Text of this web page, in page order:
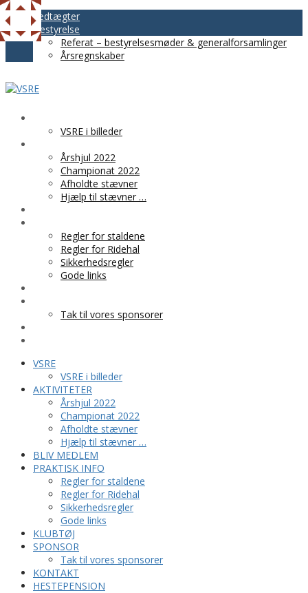
Vedtægter
Bestyrelse
Referat – bestyrelsesmøder & generalforsamlinger
Årsregnskaber
VSRE i billeder
Årshjul 2022
Championat 2022
Afholdte stævner
Hjælp til stævner …
Regler for staldene
Regler for Ridehal
Sikkerhedsregler
Gode links
Tak til vores sponsorer
VSRE
VSRE i billeder
AKTIVITETER
Årshjul 2022
Championat 2022
Afholdte stævner
Hjælp til stævner …
BLIV MEDLEM
PRAKTISK INFO
Regler for staldene
Regler for Ridehal
Sikkerhedsregler
Gode links
KLUBTØJ
SPONSOR
Tak til vores sponsorer
KONTAKT
HESTEPENSION